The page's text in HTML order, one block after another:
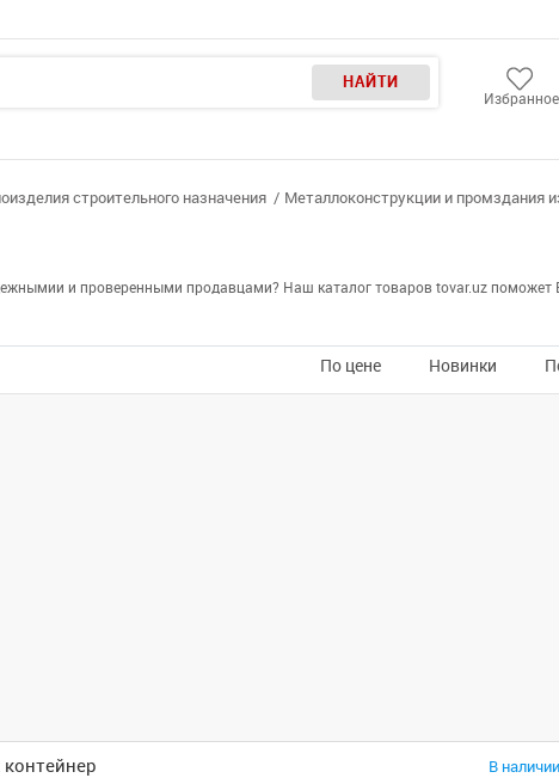
НАЙТИ
Избранное
строительного назначения Металлоконструкции и промздания
и проверенными продавцами? Наш каталог товаров tovar.uz
По цене Новинки
контейнер В наличии